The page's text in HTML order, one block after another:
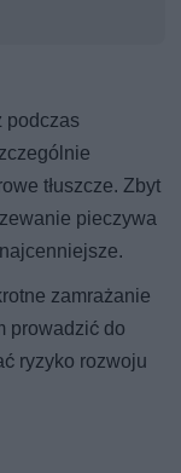
podczas
tłuszcze. Zbyt
pieczywa
zamrażanie
prowadzić do
ryzyko rozwoju